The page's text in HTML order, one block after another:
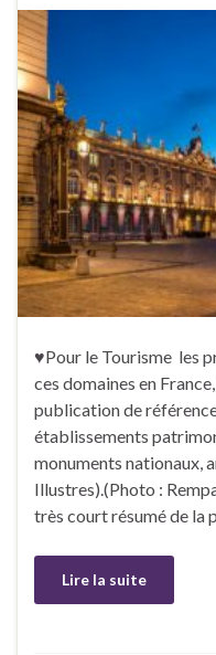
♥Pour le Tourisme les
ces domaines en
publication de
établissements
monuments nationaux,
Illustres).(Photo :
très court résumé de la
Lire la suite